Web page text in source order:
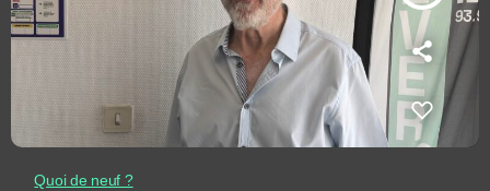
Quoi de neuf ?